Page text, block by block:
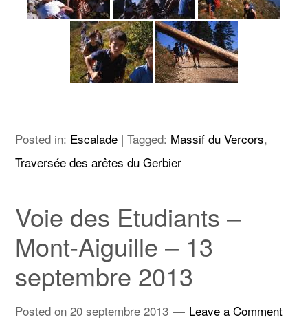
Posted in: Escalade |Tagged: Massif du Vercors,
Traversée des arêtes du Gerbier
Voie des Etudiants –
Mont-Aiguille – 13
septembre 2013
Posted on20 septembre 2013 Leave a Comment